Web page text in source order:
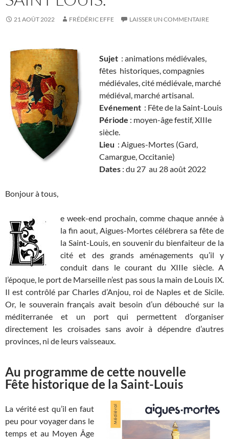
21 AOÛT 2022 FRÉDÉRIC EFFE LAISSER UN COMMENTAIRE
Sujet : animations médiévales,
fêtes historiques, compagnies
médiévales, cité médiévale, marché
médiéval, marché artisanal.
Evénement : Fête de la Saint-Louis
Période : moyen-âge festif, XIIIe
siècle.
Lieu : Aigues-Mortes (Gard,
Camargue, Occitanie)
Dates : du 27 au 28 août 2022
Bonjour à tous,
e week-end prochain, comme chaque année à
la fin aout, Aigues-Mortes célébrera sa fête de
la Saint-Louis, en souvenir du bienfaiteur de la
cité et des grands aménagements qu’il y
conduit dans le courant du XIIIe siècle. A
l’époque, le port de Marseille n’est pas sous la main de Louis IX.
Il est contrôlé par Charles d’Anjou, roi de Naples et de Sicile.
Or, le souverain français avait besoin d’un débouché sur la
méditerranée et un port qui permettent d’organiser
directement les croisades sans avoir à dépendre d’autres
provinces, ni de leurs vaisseaux.
Au programme de cette nouvelle
Fête historique de la Saint-Louis
La vérité est qu’il en faut
peu pour voyager dans le
temps et au Moyen Âge